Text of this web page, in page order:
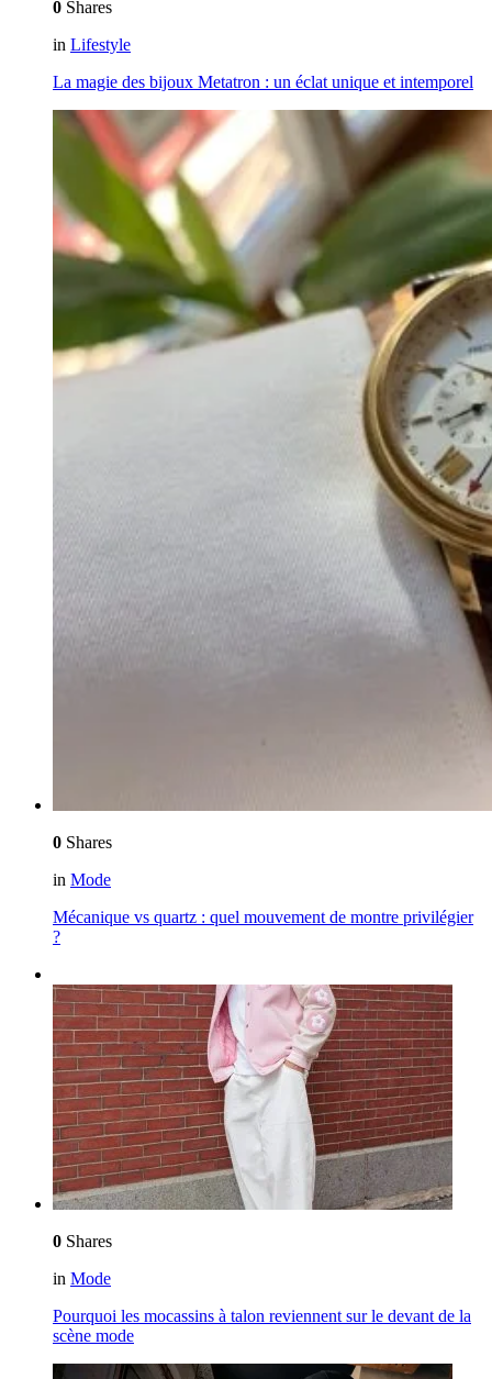
0 Shares
in Lifestyle
La magie des bijoux Metatron : un éclat unique et intemporel
0 Shares
in Mode
Mécanique vs quartz : quel mouvement de montre privilégier
?
0 Shares
in Mode
Pourquoi les mocassins à talon reviennent sur le devant de la
scène mode